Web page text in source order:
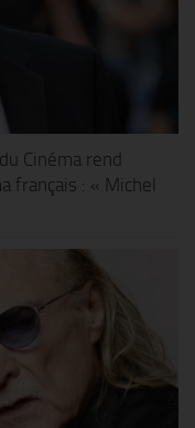
Cinéma rend
français : « Michel